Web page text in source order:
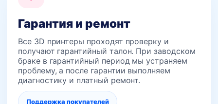
Гарантия и ремонт
Все 3D принтеры проходят проверку и
получают гарантийный талон. При заводском
браке в гарантийный период мы устраняем
проблему, а после гарантии выполняем
диагностику и платный ремонт.
Поддержка покупателей